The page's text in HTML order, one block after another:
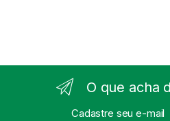
O que acha
Cadastre seu e-mail